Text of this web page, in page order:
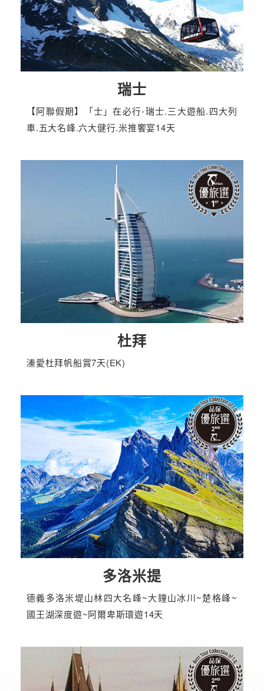
瑞士
【阿聯假期】「士」在必行-瑞士.三大遊船.四大列
車.五大名峰.六大健行.米推饗宴14天
杜拜
溱愛杜拜帆船賞7天(EK)
多洛米提
德義多洛米堤山林四大名峰~大鐘山冰川~楚格峰~
國王湖深度遊~阿爾卑斯環遊14天